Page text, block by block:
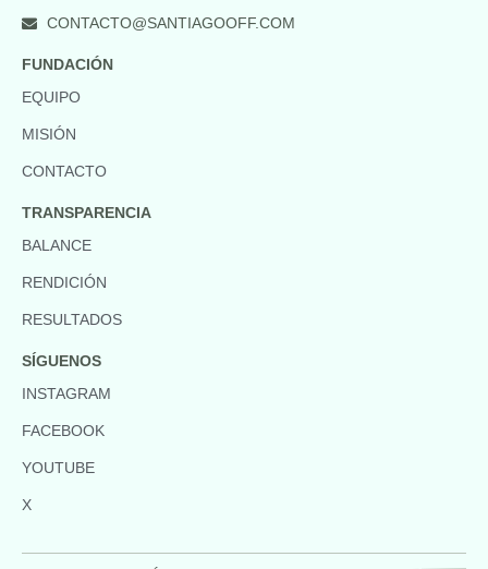
CONTACTO@SANTIAGOOFF.COM
FUNDACIÓN
EQUIPO
MISIÓN
CONTACTO
TRANSPARENCIA
BALANCE
RENDICIÓN
RESULTADOS
SÍGUENOS
INSTAGRAM
FACEBOOK
YOUTUBE
X